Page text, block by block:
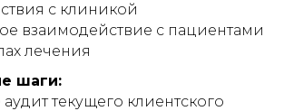
с клиникой
взаимодействие с пациентами
лечения
шаги:
текущего клиентского